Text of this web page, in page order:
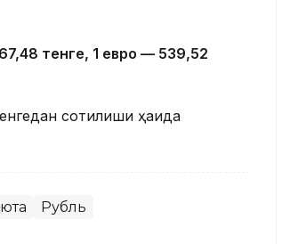
67,48 тенге, 1 евро — 539,52
сотилиши ҳақида
Рубль